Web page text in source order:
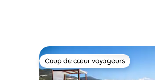
Coup de cœur voyageurs
Coup de cœur voyageurs